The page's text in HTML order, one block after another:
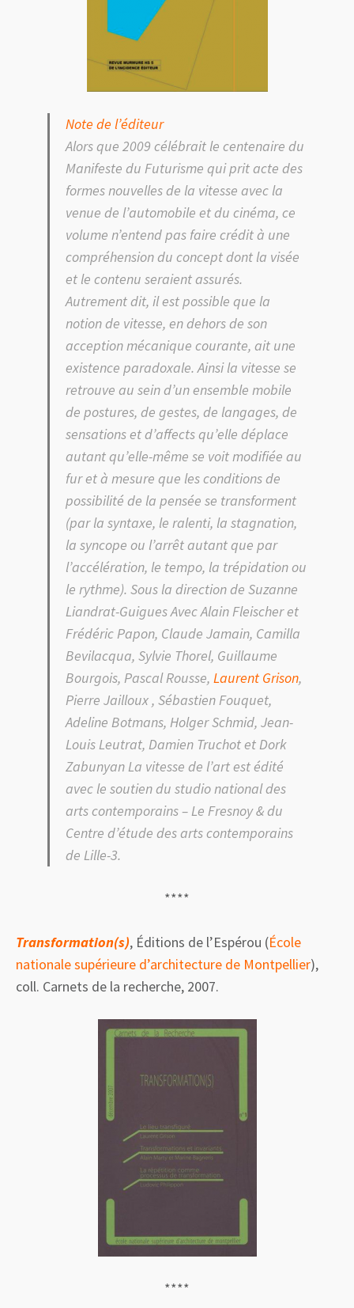
Note de l’éditeur
Alors que 2009 célébrait le centenaire du
Manifeste du Futurisme qui prit acte des
formes nouvelles de la vitesse avec la
venue de l’automobile et du cinéma, ce
volume n’entend pas faire crédit à une
compréhension du concept dont la visée
et le contenu seraient assurés.
Autrement dit, il est possible que la
notion de vitesse, en dehors de son
acception mécanique courante, ait une
existence paradoxale. Ainsi la vitesse se
retrouve au sein d’un ensemble mobile
de postures, de gestes, de langages, de
sensations et d’affects qu’elle déplace
autant qu’elle-même se voit modifiée au
fur et à mesure que les conditions de
possibilité de la pensée se transforment
(par la syntaxe, le ralenti, la stagnation,
la syncope ou l’arrêt autant que par
l’accélération, le tempo, la trépidation ou
le rythme). Sous la direction de Suzanne
Liandrat-Guigues Avec Alain Fleischer et
Frédéric Papon, Claude Jamain, Camilla
Bevilacqua, Sylvie Thorel, Guillaume
Bourgois, Pascal Rousse, Laurent Grison,
Pierre Jailloux , Sébastien Fouquet,
Adeline Botmans, Holger Schmid, Jean-
Louis Leutrat, Damien Truchot et Dork
Zabunyan La vitesse de l’art est édité
avec le soutien du studio national des
arts contemporains – Le Fresnoy & du
Centre d’étude des arts contemporains
de Lille-3.
****
Transformation(s), Éditions de l’Espérou (École
nationale supérieure d’architecture de Montpellier),
coll. Carnets de la recherche, 2007.
****